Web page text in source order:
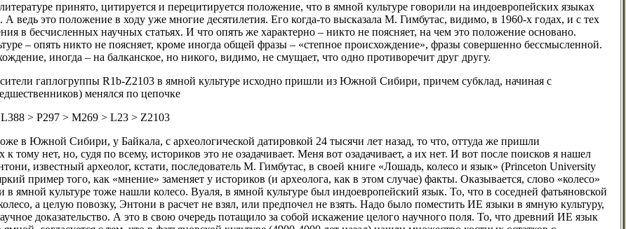
принято, цитируется и перецитируется положение, что в ямной культуре говорили на индоевропейских языках
А ведь это положение в ходу уже многие десятилетия. Его когда-то высказала М. Гимбутас, видимо, в 1960-х годах, и с тех
в бесчисленных научных статьях. И что опять же характерно – никто не поясняет, на чем это положение основано.
– опять никто не поясняет, кроме иногда общей фразы – «степное происхождение», фразы совершенно бессмысленной.
иногда – на балканское, но никого, видимо, не смущает, что одно противоречит друг другу.
гаплогруппы R1b-Z2103 в ямной культуре исходно пришли из Южной Сибири, причем субклад, начиная с
менялся по цепочке
> P297 > M269 > L23 > Z2103
в Южной Сибири, у Байкала, с археологической датировкой 24 тысячи лет назад, то что, оттуда же пришли
тому нет, но, судя по всему, историков это не озадачивает. Меня вот озадачивает, а их нет. И вот после поисков я нашел
известный археолог, кстати, последователь М. Гимбутас, в своей книге «Лошадь, колесо и язык» (Princeton University
пример того, как «мнение» заменяет у историков (и археолога, как в этом случае) факты. Оказывается, слово «колесо»
ямной культуре тоже нашли колесо. Вуаля, в ямной культуре был индоевропейский язык. То, что в соседней фатьяновской
а целую повозку, Энтони в расчет не взял, или предпочел не взять. Надо было поместить ИЕ языки в ямную культуру,
доказательство. А это в свою очередь потащило за собой искажение целого научного поля. То, что древний ИЕ язык